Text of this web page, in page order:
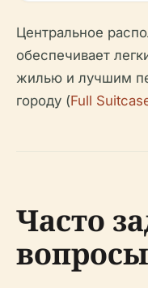
Центральное
обеспечивает
жилью и лучшим
городу (Full
Часто